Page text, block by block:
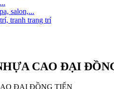
salon,...
tranh trang trí
CAO ĐẠI